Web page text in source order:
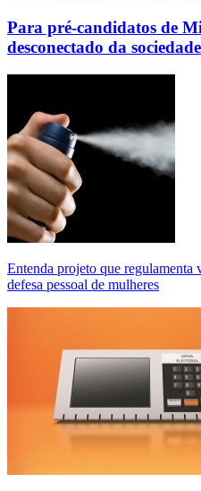
Para pré-candidatos de
desconectado da sociedade
Entenda projeto que regulamenta
defesa pessoal de mulheres